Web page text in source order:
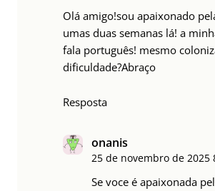
Olá amigo!sou apaixonado
umas duas semanas lá! a
fala português! mesmo
dificuldade?Abraço
Resposta
onanis
25 de novembro de 2025
Se voce é apaixonada